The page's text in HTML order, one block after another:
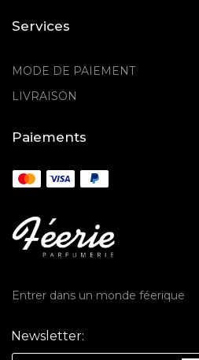
Services
MODE DE PAIEMENT
LIVRAISON
Paiements
Entrer dans un monde féerique
Newsletter: